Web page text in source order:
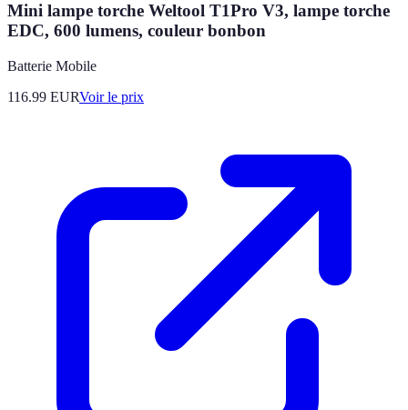
Mini lampe torche Weltool T1Pro V3, lampe torche
EDC, 600 lumens, couleur bonbon
Batterie Mobile
116.99 EURVoir le prix